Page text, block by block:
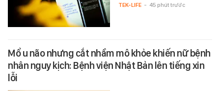
TEK-LIFE - 45 phút trước
Mổ u não nhưng cắt nhầm mô khỏe khiến nữ bệnh
nhân nguy kịch: Bệnh viện Nhật Bản lên tiếng xin
lỗi